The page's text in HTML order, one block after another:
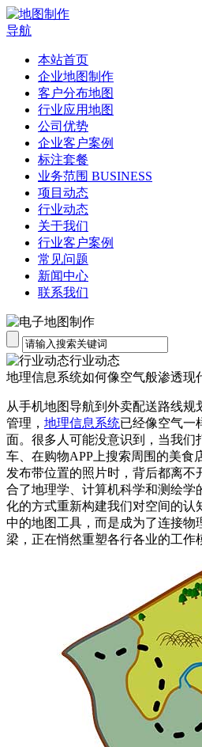
导航
本站首页
企业地图制作
客户分布地图
行业应用地图
公司优势
企业客户案例
标注套餐
业务范围 BUSINESS
项目动态
行业动态
关于我们
行业客户案例
常见问题
新闻中心
联系我们
行业动态
地理信息系统如何像空气般渗透现
从手机地图导航到外卖配送路线规
管理， 地理信息系统已经像空气一
面。很多人可能没意识到，当我们
车、在购物APP上搜索周围的美食
发布带位置的照片时，背后都离不
合了地理学、计算机科学和测绘学
化的方式重新构建我们对空间的认
中的地图工具，而是成为了连接物
梁，正在悄然重塑各行各业的工作